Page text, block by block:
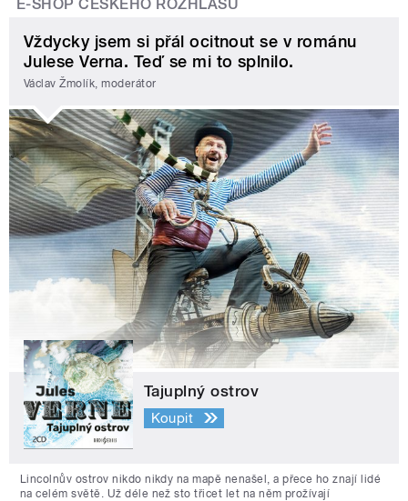
E-SHOP ČESKÉHO ROZHLASU
Vždycky jsem si přál ocitnout se v románu
Julese Verna. Teď se mi to splnilo.
Václav Žmolík, moderátor
Tajuplný ostrov
Koupit
Lincolnův ostrov nikdo nikdy na mapě nenašel, a přece ho znají lidé
na celém světě. Už déle než sto třicet let na něm prožívají